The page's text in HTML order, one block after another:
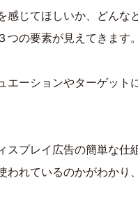
感じてほしいか、どんな
の要素が見えてきます。
エーションやターゲット
スプレイ広告の簡単な仕
われているのかがわかり